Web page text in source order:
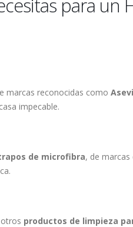
para un
marcas reconocidas como
impecable.
de microfibra, de marcas
productos de limpieza